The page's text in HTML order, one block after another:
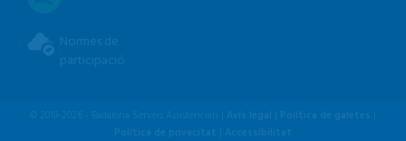
Normes de
participació
© 2019-2026 - Badalona Serveis Assistencials | Avís legal Política de galetes
Política de privacitat
Accessibilitat